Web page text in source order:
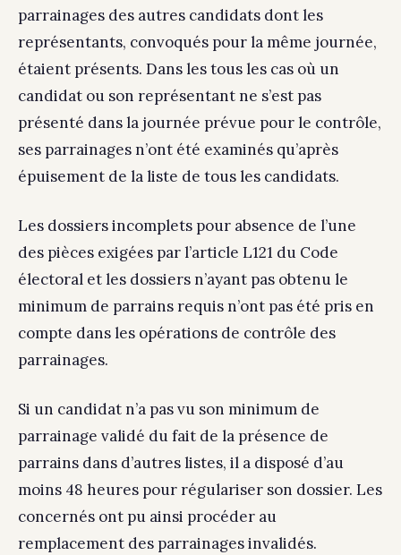
parrainages des autres candidats dont les
représentants, convoqués pour la même journée,
étaient présents. Dans les tous les cas où un
candidat ou son représentant ne s’est pas
présenté dans la journée prévue pour le contrôle,
ses parrainages n’ont été examinés qu’après
épuisement de la liste de tous les candidats.
Les dossiers incomplets pour absence de l’une
des pièces exigées par l’article L121 du Code
électoral et les dossiers n’ayant pas obtenu le
minimum de parrains requis n’ont pas été pris en
compte dans les opérations de contrôle des
parrainages.
Si un candidat n’a pas vu son minimum de
parrainage validé du fait de la présence de
parrains dans d’autres listes, il a disposé d’au
moins 48 heures pour régulariser son dossier. Les
concernés ont pu ainsi procéder au
remplacement des parrainages invalidés.